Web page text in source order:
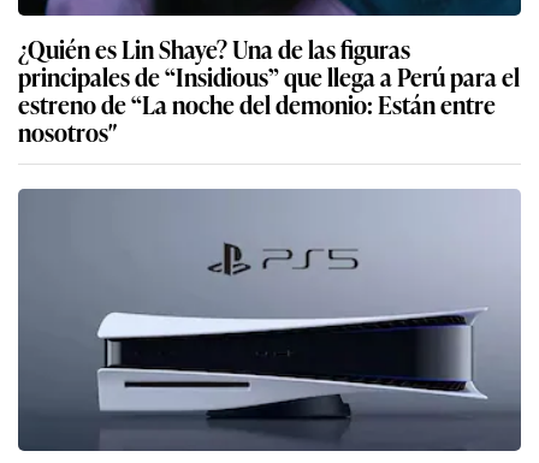
¿Quién es Lin Shaye? Una de las figuras
principales de “Insidious” que llega a Perú para el
estreno de “La noche del demonio: Están entre
nosotros″